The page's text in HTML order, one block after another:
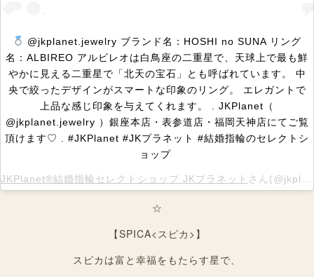
@jkplanet.jewelry ブランド名：HOSHI no SUNA リング
名：ALBIREO アルビレオは白鳥座の二重星で、天球上で最も鮮
やかに見える二重星で「北天の宝石」とも呼ばれています。 中
央で絞ったデザインがスマートな印象のリング。 エレガントで
上品な感じ印象を与えてくれます。 . JKPlanet（
@jkplanet.jewelry ）銀座本店・表参道店・福岡天神店にてご覧
頂けます♡ . #JKPlanet #JKプラネット #結婚指輪のセレクトシ
ョップ
JKPlanet®︎結婚指輪セレクトショップ JKプラネット さん(@jkplanet.jewelry)がシェアした投稿 –
☆
【SPICA<スピカ>】
スピカは富と幸福をもたらす星で、